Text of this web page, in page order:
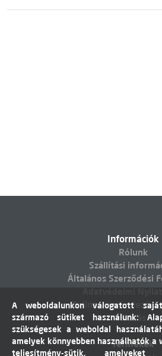
Információk
Rólunk
Szállítási
Általános Szerződési
Online vitarendezési
Elállás
Termékek
A weboldalunkon válogatott
származó sütiket használunk:
szükségesek a weboldal
amelyek könnyebben használhatók a
teljesítmény-sütik,